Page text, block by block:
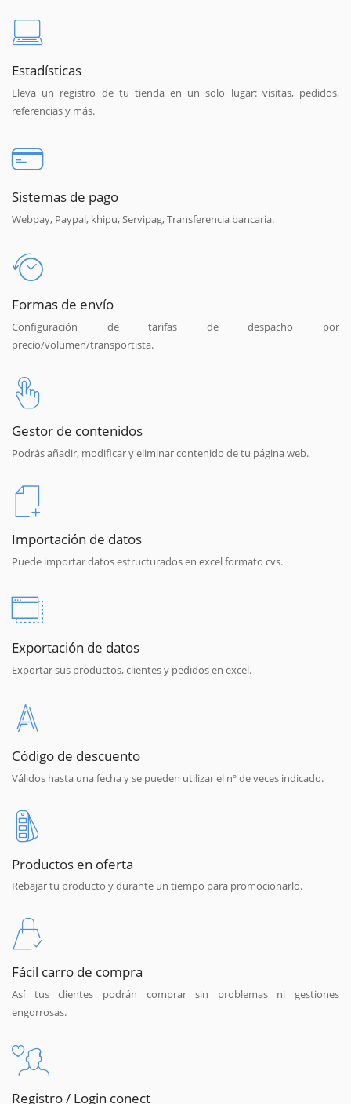
Estadísticas
Lleva un registro de tu tienda en un solo lugar: visitas, pedidos,
referencias y más.
Sistemas de pago
Webpay, Paypal, khipu, Servipag, Transferencia bancaria.
Formas de envío
Configuración de tarifas de despacho por
precio/volumen/transportista.
Gestor de contenidos
Podrás añadir, modificar y eliminar contenido de tu página web.
Importación de datos
Puede importar datos estructurados en excel formato cvs.
Exportación de datos
Exportar sus productos, clientes y pedidos en excel.
Código de descuento
Válidos hasta una fecha y se pueden utilizar el nº de veces indicado.
Productos en oferta
Rebajar tu producto y durante un tiempo para promocionarlo.
Fácil carro de compra
Así tus clientes podrán comprar sin problemas ni gestiones
engorrosas.
Registro / Login conect